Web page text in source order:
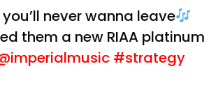
never wanna leave
them a new RIAA platinum
#strategy